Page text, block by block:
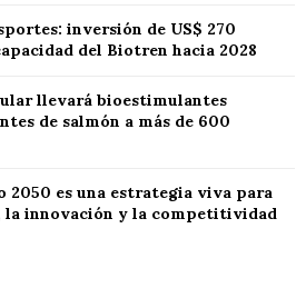
inversión de US$ 270
del Biotren hacia 2028
llevará bioestimulantes
de salmón a más de 600
2050 es una estrategia viva para
la innovación y la competitividad